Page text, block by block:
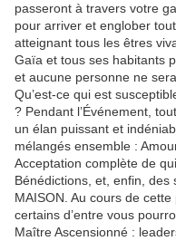
passeront à travers votre
pour arriver et englober
atteignant tous les êtres
Gaïa et tous ses habitants
et aucune personne ne
Qu’est-ce qui est
? Pendant l’Événement,
un élan puissant et
mélangés ensemble :
Acceptation complète de
Bénédictions, et, enfin, des
MAISON. Au cours de cette
certains d’entre vous
Maître Ascensionné :